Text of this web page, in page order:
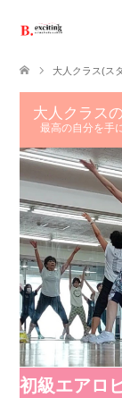
大人クラス(ス
大人クラス
最高の自分を手
初級エア